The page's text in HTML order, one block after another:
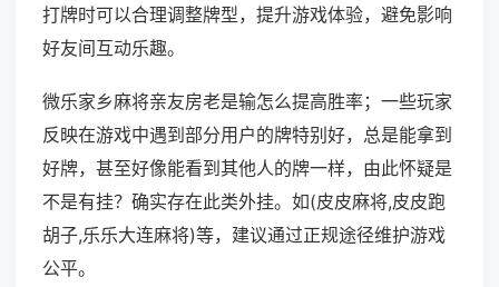
打牌时可以合理调整牌型，提升游戏体验，避免影响
好友间互动乐趣。
微乐家乡麻将亲友房老是输怎么提高胜率；一些玩家
反映在游戏中遇到部分用户的牌特别好，总是能拿到
好牌，甚至好像能看到其他人的牌一样，由此怀疑是
不是有挂？确实存在此类外挂。如(皮皮麻将,皮皮跑
胡子,乐乐大连麻将)等，建议通过正规途径维护游戏
公平。